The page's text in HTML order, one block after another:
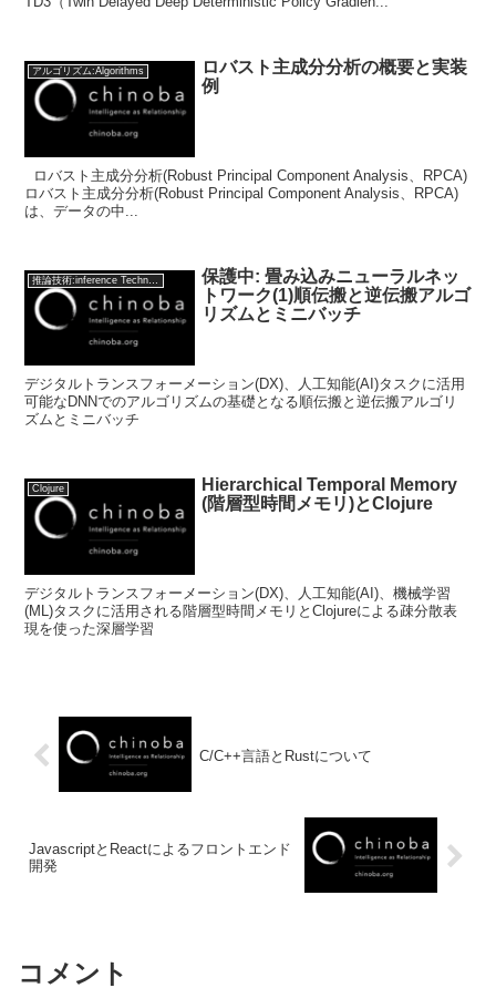
アルゴリズム:Algorithms
ロバスト主成分分析の概要と実装
例
ロバスト主成分分析(Robust Principal Component Analysis、RPCA)
ロバスト主成分分析(Robust Principal Component Analysis、RPCA)
は、データの中...
推論技術:inference Technology
保護中: 畳み込みニューラルネッ
トワーク(1)順伝搬と逆伝搬アルゴ
リズムとミニバッチ
デジタルトランスフォーメーション(DX)、人工知能(AI)タスクに活用
可能なDNNでのアルゴリズムの基礎となる順伝搬と逆伝搬アルゴリ
ズムとミニバッチ
Clojure
Hierarchical Temporal Memory
(階層型時間メモリ)とClojure
デジタルトランスフォーメーション(DX)、人工知能(AI)、機械学習
(ML)タスクに活用される階層型時間メモリとClojureによる疎分散表
現を使った深層学習
C/C++言語とRustについて
JavascriptとReactによるフロントエンド
開発
コメント